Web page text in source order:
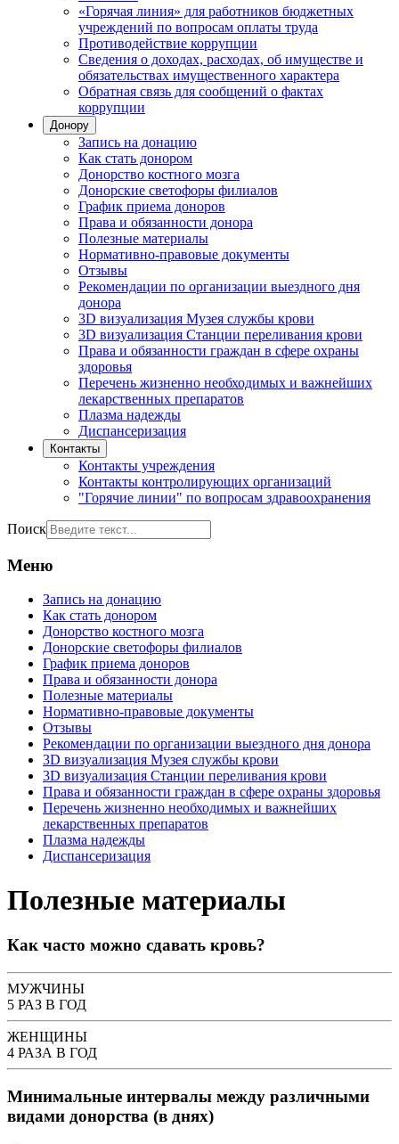
«Горячая линия» для работников бюджетных
учреждений по вопросам оплаты труда
Противодействие коррупции
Сведения о доходах, расходах, об имуществе и
обязательствах имущественного характера
Обратная связь для сообщений о фактах
коррупции
Донору
Запись на донацию
Как стать донором
Донорство костного мозга
Донорские светофоры филиалов
График приема доноров
Права и обязанности донора
Полезные материалы
Нормативно-правовые документы
Отзывы
Рекомендации по организации выездного дня
донора
3D визуализация Музея службы крови
3D визуализация Станции переливания крови
Права и обязанности граждан в сфере охраны
здоровья
Перечень жизненно необходимых и важнейших
лекарственных препаратов
Плазма надежды
Диспансеризация
Контакты
Контакты учреждения
Контакты контролирующих организаций
"Горячие линии" по вопросам здравоохранения
Поиск
Меню
Запись на донацию
Как стать донором
Донорство костного мозга
Донорские светофоры филиалов
График приема доноров
Права и обязанности донора
Полезные материалы
Нормативно-правовые документы
Отзывы
Рекомендации по организации выездного дня донора
3D визуализация Музея службы крови
3D визуализация Станции переливания крови
Права и обязанности граждан в сфере охраны здоровья
Перечень жизненно необходимых и важнейших
лекарственных препаратов
Плазма надежды
Диспансеризация
Полезные материалы
Как часто можно сдавать кровь?
МУЖЧИНЫ
5 РАЗ В ГОД
ЖЕНЩИНЫ
4 РАЗА В ГОД
Минимальные интервалы между различными
видами донорства (в днях)